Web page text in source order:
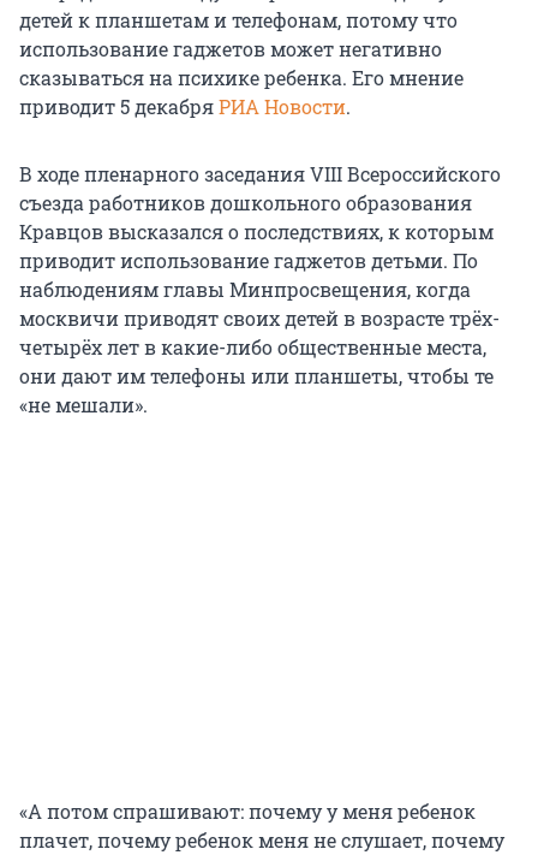
детей к планшетам и телефонам, потому что
использование гаджетов может негативно
сказываться на психике ребенка. Его мнение
приводит 5 декабряРИА Новости.
В ходе пленарного заседания VIII Всероссийского
съезда работников дошкольного образования
Кравцов высказался о последствиях, к которым
приводит использование гаджетов детьми. По
наблюдениям главы Минпросвещения, когда
москвичи приводят своих детей в возрасте трёх-
четырёх лет в какие-либо общественные места,
они дают им телефоны или планшеты, чтобы те
«не мешали».
«А потом спрашивают: почему у меня ребенок
плачет, почему ребенок меня не слушает, почему